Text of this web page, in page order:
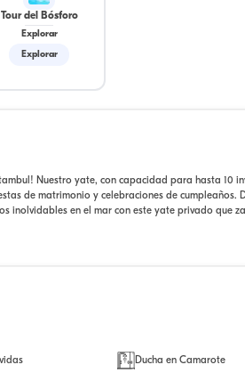
Tour del Bósforo
Explorar
Explorar
Nuestro yate, con capacidad para hasta 10
de matrimonio y celebraciones de cumpleaños.
inolvidables en el mar con este yate privado que
Ducha en Camarote